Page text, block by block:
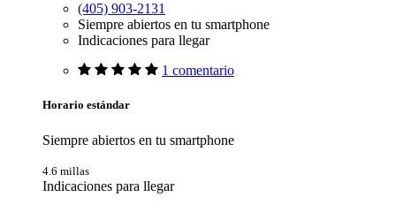
(405) 903-2131
Siempre abiertos en tu smartphone
Indicaciones para llegar
1 comentario
Horario estándar
Siempre abiertos en tu smartphone
4.6 millas
Indicaciones para llegar